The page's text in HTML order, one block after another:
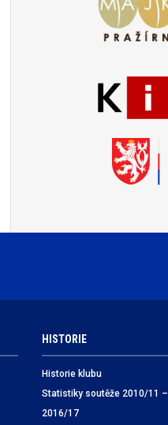
HISTORIE
Historie klubu
Statistiky soutěže 2010/11 –
2016/17